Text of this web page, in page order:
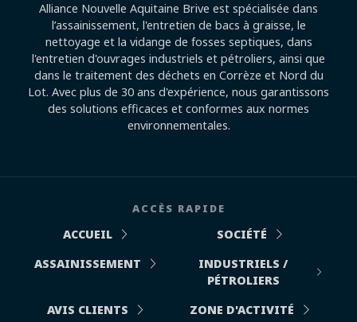
Alliance Nouvelle Aquitaine Brive est spécialisée dans
l’assainissement, l'entretien de bacs à graisse, le
nettoyage et la vidange de fosses septiques, dans
l'entretien d'ouvrages industriels et pétroliers, ainsi que
dans le traitement des déchets en Corrèze et Nord du
Lot. Avec plus de 30 ans d'expérience, nous garantissons
des solutions efficaces et conformes aux normes
environnementales.
ACCÈS RAPIDE
ACCUEIL
SOCIÉTÉ
ASSAINISSEMENT
INDUSTRIELS /
PÉTROLIERS
AVIS CLIENTS
ZONE D'ACTIVITÉ